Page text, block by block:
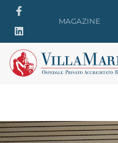
MAGAZINE